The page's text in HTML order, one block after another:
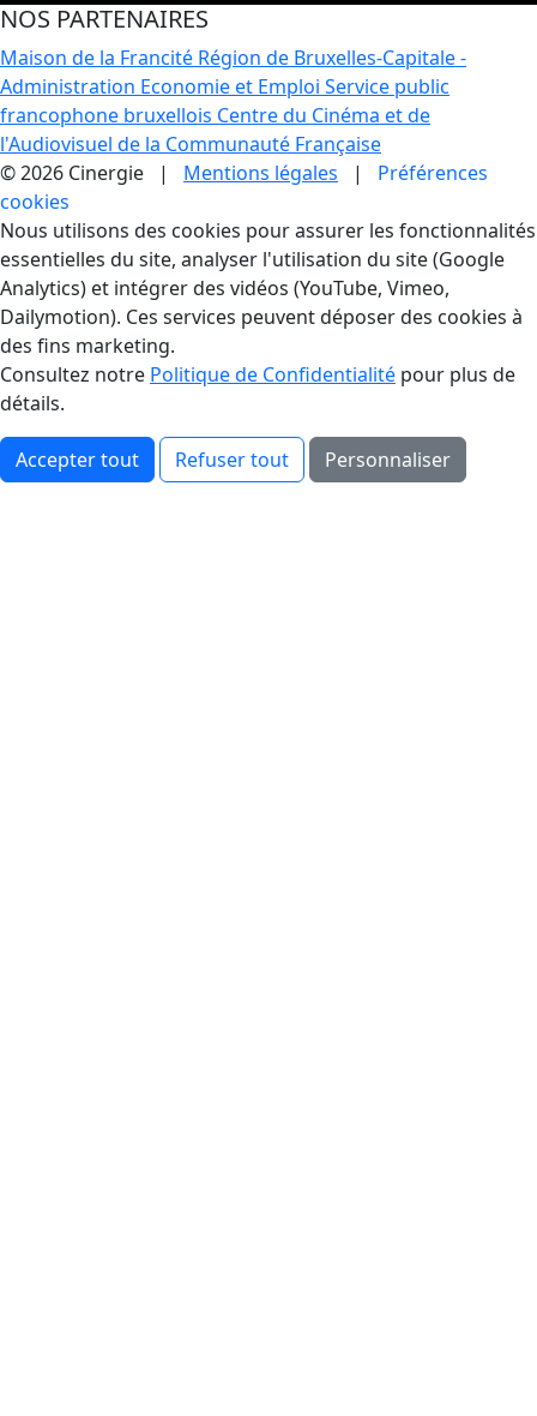
NOS PARTENAIRES
Maison de la Francité Région de Bruxelles-Capitale -
Administration Economie et Emploi Service public
francophone bruxellois Centre du Cinéma et de
l'Audiovisuel de la Communauté Française
© 2026 Cinergie | Mentions légales | Préférences
cookies
Gestion des Cookies
Nous utilisons des cookies pour assurer les fonctionnalités
essentielles du site, analyser l'utilisation du site (Google
Analytics) et intégrer des vidéos (YouTube, Vimeo,
Dailymotion). Ces services peuvent déposer des cookies à
des fins marketing.
Consultez notre Politique de Confidentialité pour plus de
détails.
Accepter tout Refuser tout Personnaliser